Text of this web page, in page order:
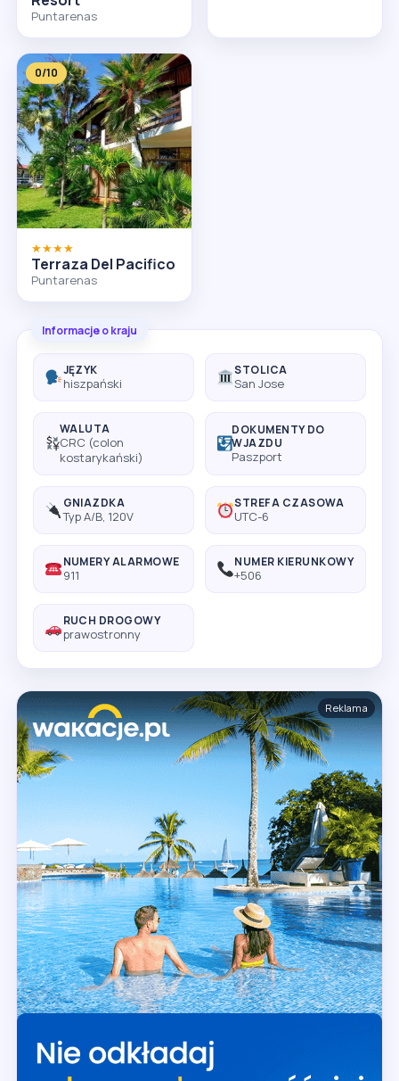
Puntarenas
0/10
★★★★
Terraza Del Pacifico
Puntarenas
Informacje o kraju
JĘZYK
hiszpański
STOLICA
San Jose
WALUTA
CRC (colon
kostarykański)
DOKUMENTY DO
WJAZDU
Paszport
GNIAZDKA
Typ A/B, 120V
STREFA CZASOWA
UTC-6
NUMERY ALARMOWE
911
NUMER KIERUNKOWY
+506
RUCH DROGOWY
prawostronny
Reklama